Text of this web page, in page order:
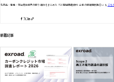
化学品・電機・総合商社業界の取り組みをまとめた「GX関連基礎資料 -企業の取組事例集①-」も こち
新着記事